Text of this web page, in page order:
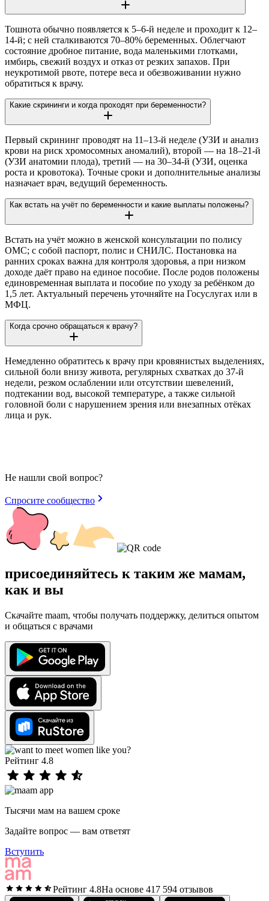
Тошнота обычно появляется к 5–6-й неделе и проходит к 12–
14-й; с ней сталкиваются 70–80% беременных. Облегчают
состояние дробное питание, вода маленькими глотками,
имбирь, свежий воздух и отказ от резких запахов. При
неукротимой рвоте, потере веса и обезвоживании нужно
обратиться к врачу.
Какие скрининги и когда проходят при беременности?
Первый скрининг проводят на 11–13-й неделе (УЗИ и анализ
крови на риск хромосомных аномалий), второй — на 18–21-й
(УЗИ анатомии плода), третий — на 30–34-й (УЗИ, оценка
роста и кровотока). Точные сроки и дополнительные анализы
назначает врач, ведущий беременность.
Как встать на учёт по беременности и какие выплаты положены?
Встать на учёт можно в женской консультации по полису
ОМС; с собой паспорт, полис и СНИЛС. Постановка на
ранних сроках важна для контроля здоровья, а при низком
доходе даёт право на единое пособие. После родов положены
единовременная выплата и пособие по уходу за ребёнком до
1,5 лет. Актуальный перечень уточняйте на Госуслугах или в
МФЦ.
Когда срочно обращаться к врачу?
Немедленно обратитесь к врачу при кровянистых выделениях,
сильной боли внизу живота, регулярных схватках до 37-й
недели, резком ослаблении или отсутствии шевелений,
подтекании вод, высокой температуре, а также сильной
головной боли с нарушением зрения или внезапных отёках
лица и рук.
Не нашли свой вопрос?
Спросите сообщество
присоединяйтесь к таким же мамам,
как и вы
Скачайте maam, чтобы получать поддержку, делиться опытом
и общаться с врачами
Рейтинг 4.8
Тысячи мам на вашем сроке
Задайте вопрос — вам ответят
Вступить
Рейтинг 4.8На основе 417 594 отзывов